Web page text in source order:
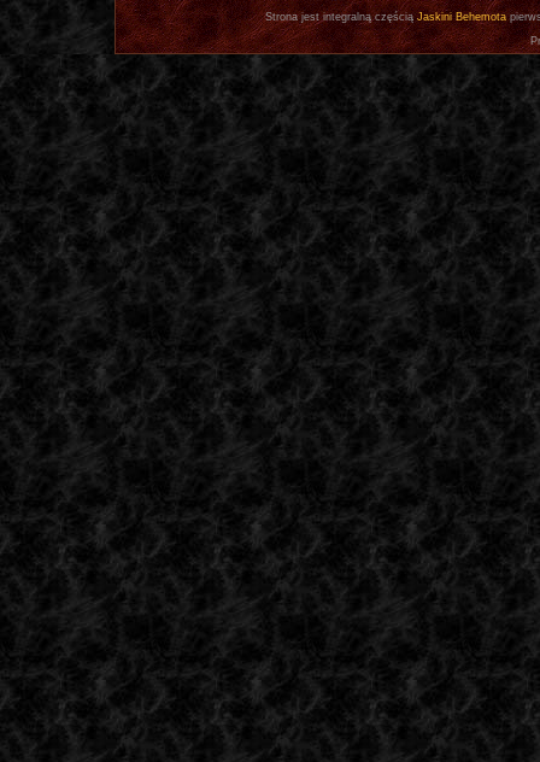
Strona jest integralną częścią Jaskini Behemota